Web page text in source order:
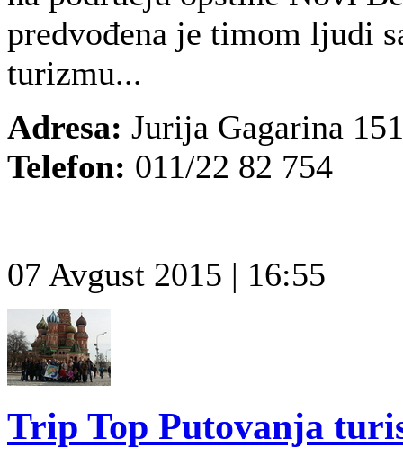
predvođena je timom ljudi
turizmu...
Adresa: Jurija Gagarina
Telefon: 011/22 82 754
07 Avgust 2015 | 16:55
Trip Top Putovanja